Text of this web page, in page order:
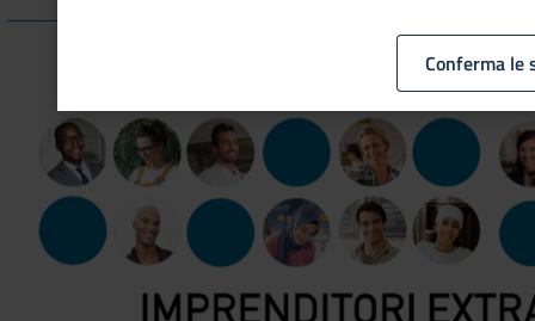
Conferma le